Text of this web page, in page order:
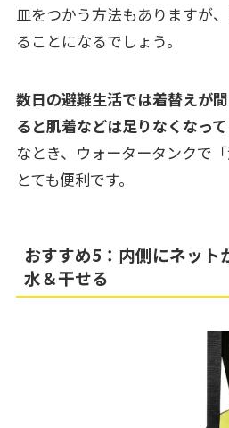
皿をつかう方法もありますが
ることになるでしょう。
数日の避難生活では着替えが
ると肌着などは足りなくなっ
なとき、ウォータータンクで「
とても便利です。
おすすめ5：内側にネット
水＆干せる